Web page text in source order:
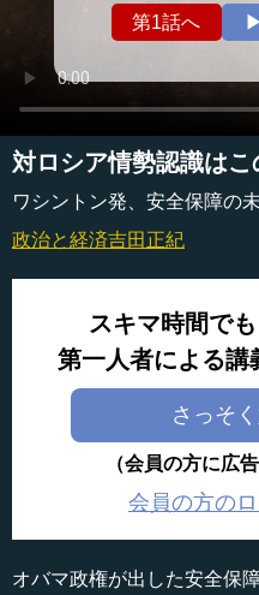
第1話へ
対ロシア情勢認識は
ワシントン発、安全保障の
政治と経済吉田正紀
スキマ時間で
第一人者による講
さっそ
（会員の方に広
会員の方の
オバマ政権が出した安全保